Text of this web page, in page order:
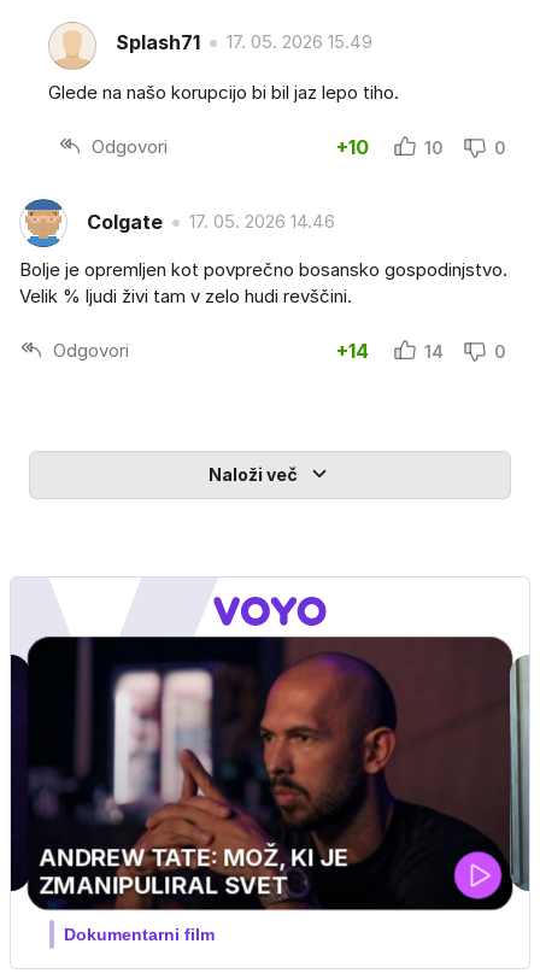
Splash71 17. 05. 2026 15.49
Glede na našo korupcijo bi bil jaz lepo tiho.
Odgovori +10 10 0
Colgate 17. 05. 2026 14.46
Bolje je opremljen kot povprečno bosansko gospodinjstvo.
Velik % ljudi živi tam v zelo hudi revščini.
Odgovori +14 14 0
Naloži več
MOJ PRIJATELJ PINGVIN
Film meseca / družinski, pustolovski